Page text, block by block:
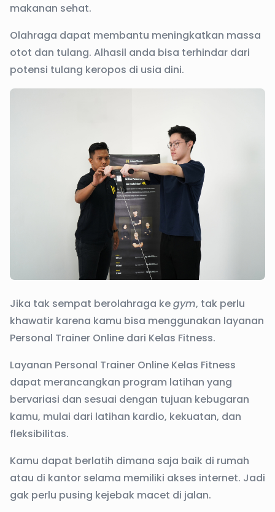
makanan sehat.
Olahraga dapat membantu meningkatkan massa
otot dan tulang. Alhasil anda bisa terhindar dari
potensi tulang keropos di usia dini.
Jika tak sempat berolahraga kegym, tak perlu
khawatir karena kamu bisa menggunakan layanan
Personal Trainer Online dari Kelas Fitness.
Layanan Personal Trainer Online Kelas Fitness
dapat merancangkan program latihan yang
bervariasi dan sesuai dengan tujuan kebugaran
kamu, mulai dari latihan kardio, kekuatan, dan
fleksibilitas.
Kamu dapat berlatih dimana saja baik di rumah
atau di kantor selama memiliki akses internet. Jadi
gak perlu pusing kejebak macet di jalan.